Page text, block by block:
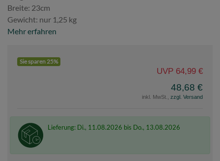
Breite: 23cm
Gewicht: nur 1,25 kg
Mehr erfahren
Sie sparen 25%
UVP 64,99 €
48,68 €
inkl. MwSt., zzgl. Versand
Lieferung: Di., 11.08.2026 bis Do., 13.08.2026